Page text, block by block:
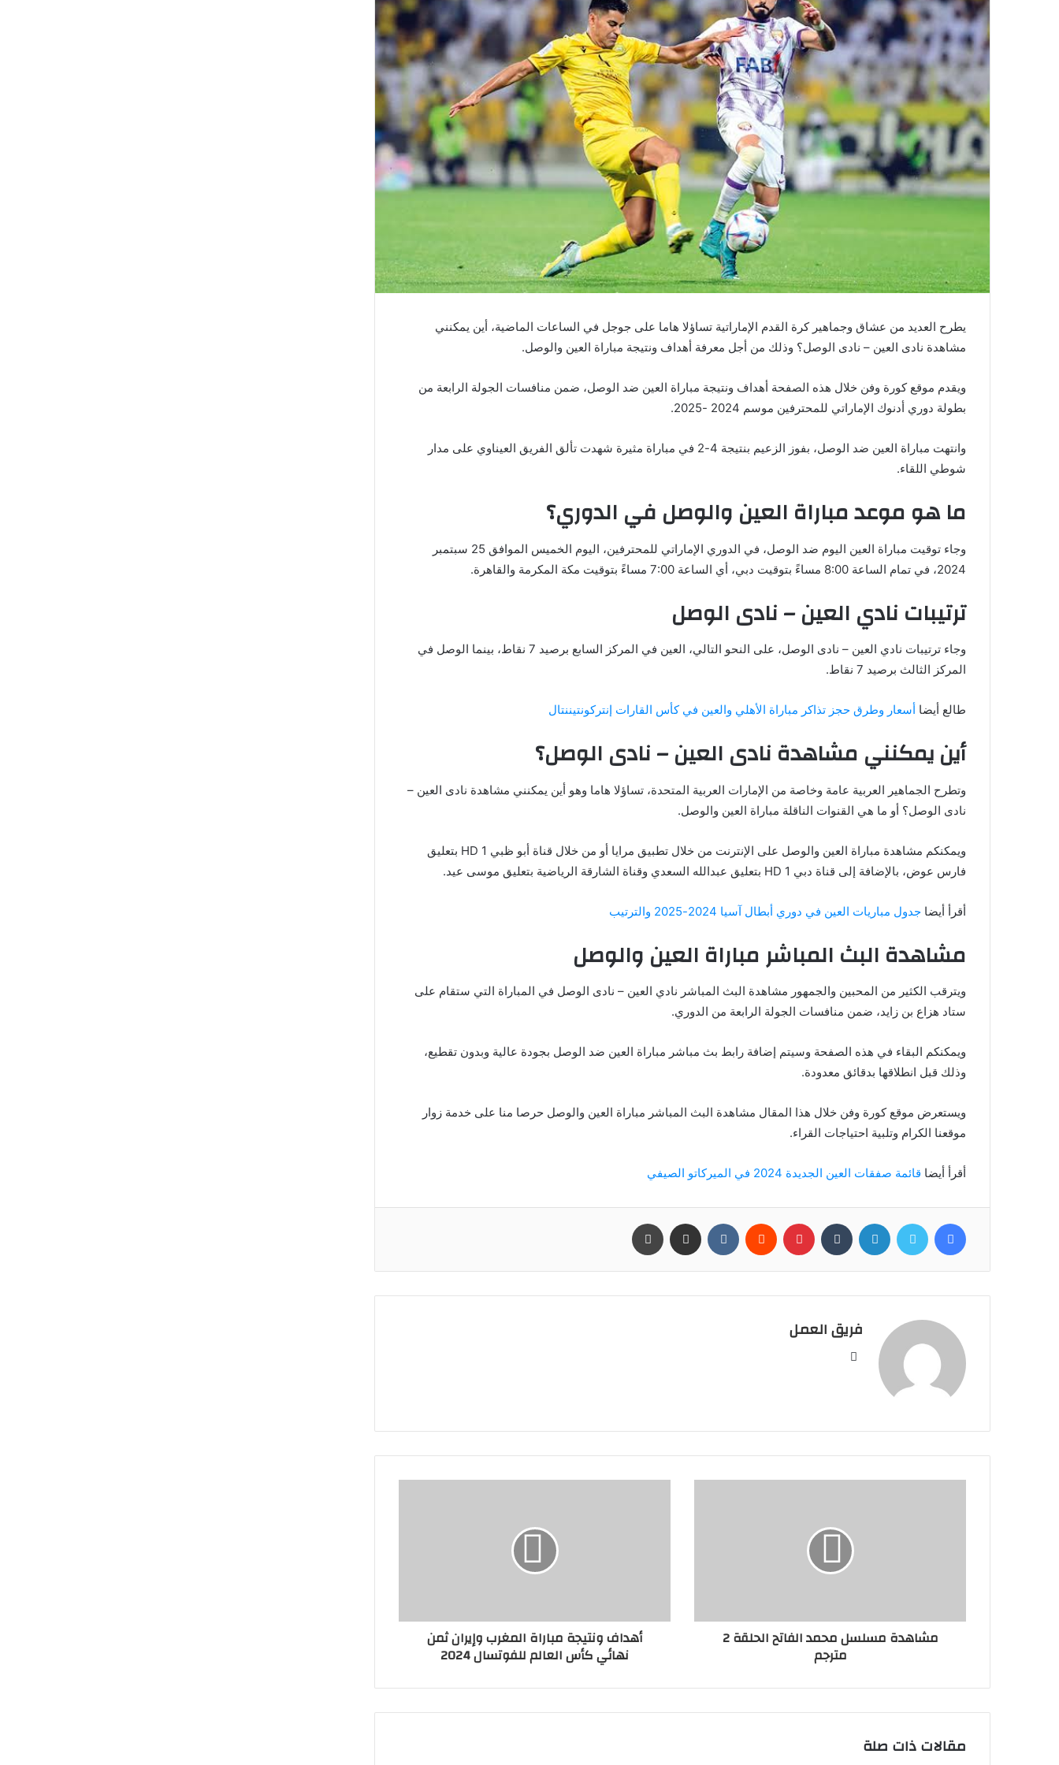
يطرح العديد من عشاق وجماهير كرة القدم الإماراتية تساؤلا هاما على جوجل في الساعات الماضية، أين يمكنني
مشاهدة ‎نادى العين – نادى الوصل؟ وذلك من أجل معرفة أهداف ونتيجة مباراة العين والوصل.
ويقدم موقع كورة وفن خلال هذه الصفحة أهداف ونتيجة مباراة العين ضد الوصل، ضمن منافسات الجولة الرابعة من
بطولة دوري أدنوك الإماراتي للمحترفين موسم 2024 -2025.
وانتهت مباراة العين ضد الوصل، بفوز الزعيم بنتيجة 4-2 في مباراة مثيرة شهدت تألق الفريق العيناوي على مدار
شوطي اللقاء.
ما هو موعد مباراة العين والوصل في الدوري؟
وجاء توقيت مباراة العين اليوم ضد الوصل، في الدوري الإماراتي للمحترفين، اليوم الخميس الموافق 25 سبتمبر
2024، في تمام الساعة 8:00 مساءً بتوقيت دبي، أي الساعة 7:00 مساءً بتوقيت مكة المكرمة والقاهرة.
ترتيبات نادي العين – نادى الوصل
وجاء ترتيبات نادي العين – نادى الوصل، على النحو التالي، العين في المركز السابع برصيد 7 نقاط، بينما الوصل في
المركز الثالث برصيد 7 نقاط.
طالع أيضا أسعار وطرق حجز تذاكر مباراة الأهلي والعين في كأس القارات إنتركونتيننتال
أين يمكنني مشاهدة ‎نادى العين – نادى الوصل؟
وتطرح الجماهير العربية عامة وخاصة من الإمارات العربية المتحدة، تساؤلا هاما وهو أين يمكنني مشاهدة ‎نادى العين –
نادى الوصل؟ أو ما هي القنوات الناقلة مباراة العين والوصل.
ويمكنكم مشاهدة مباراة العين والوصل على الإنترنت من خلال تطبيق مرايا أو من خلال قناة أبو ظبي HD 1 بتعليق
فارس عوض، بالإضافة إلى قناة دبي HD 1 بتعليق عبدالله السعدي وقناة الشارقة الرياضية بتعليق موسى عيد.
أقرأ أيضا جدول مباريات العين في دوري أبطال آسيا 2024-2025 والترتيب
مشاهدة البث المباشر مباراة العين والوصل
ويترقب الكثير من المحبين والجمهور مشاهدة البث المباشر ‎نادي العين – نادى الوصل في المباراة التي ستقام على
ستاد هزاع بن زايد، ضمن منافسات الجولة الرابعة من الدوري.
ويمكنكم البقاء في هذه الصفحة وسيتم إضافة رابط بث مباشر مباراة العين ضد الوصل بجودة عالية وبدون تقطيع،
وذلك قبل انطلاقها بدقائق معدودة.
ويستعرض موقع كورة وفن خلال هذا المقال مشاهدة ‎البث المباشر مباراة العين والوصل حرصا منا على خدمة زوار
موقعنا الكرام وتلبية احتياجات القراء.
أقرأ أيضا قائمة صفقات العين الجديدة 2024 في الميركاتو الصيفي
فيسبوك تويتر لينكدإن بينتيريست مشاركة عبر البريد
فريق العمل
مشاهدة مسلسل محمد الفاتح الحلقة 2
مترجم
أهداف ونتيجة مباراة المغرب وإيران ثمن
نهائي كأس العالم للفوتسال 2024
مقالات ذات صلة